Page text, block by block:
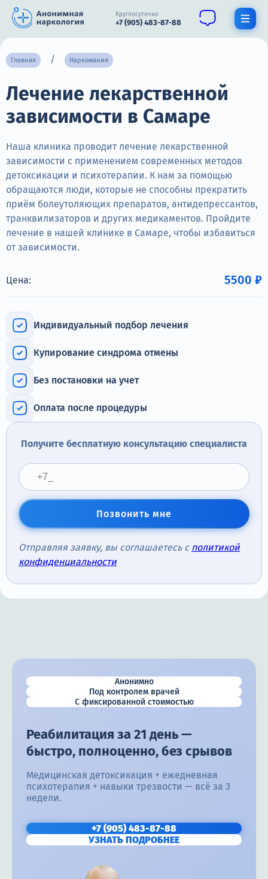
Круглосуточно
+7 (905) 483-87-88
О нас
Наркомания
Нарколог
Стационар
Психиатрия
Цены
+7 (905) 483-87-88
Адрес call-центра
Самара, Некрасовская улица, 74
Главная Наркомания
Лечение лекарственной
зависимости в Самаре
Наша клиника проводит лечение лекарственной
зависимости с применением современных методов
детоксикации и психотерапии. К нам за помощью
обращаются люди, которые не способны прекратить
приём болеутоляющих препаратов, антидепрессантов,
транквилизаторов и других медикаментов. Пройдите
лечение в нашей клинике в Самаре, чтобы избавиться
от зависимости.
Цена: 5500 ₽
Индивидуальный подбор лечения
Купирование синдрома отмены
Без постановки на учет
Оплата после процедуры
Получите бесплатную консультацию специалиста
Позвонить мне
Отправляя заявку, вы соглашаетесь с политикой
конфиденциальности
Анонимно
Под контролем врачей
С фиксированной стоимостью
Реабилитация за 21 день —
быстро, полноценно, без срывов
Медицинская детоксикация + ежедневная
психотерапия + навыки трезвости — всё за 3
недели.
+7 (905) 483-87-88
УЗНАТЬ ПОДРОБНЕЕ